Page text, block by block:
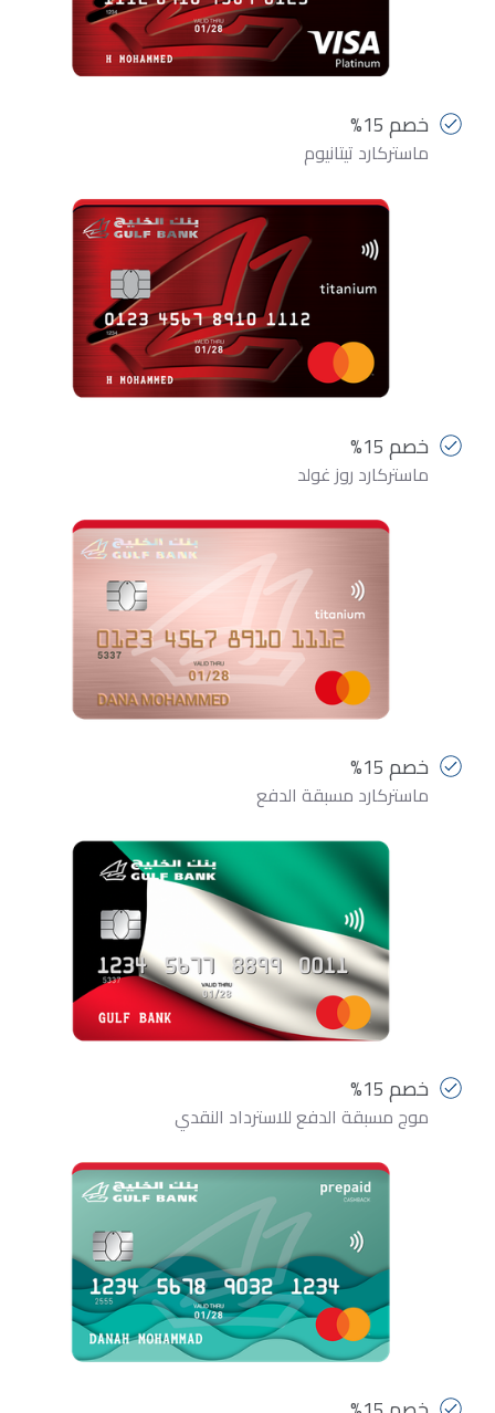
خصم 15%
ماستركارد تيتانيوم
خصم 15%
ماستركارد روز غولد
خصم 15%
ماستركارد مسبقة الدفع
خصم 15%
موج مسبقة الدفع للاسترداد النقدي